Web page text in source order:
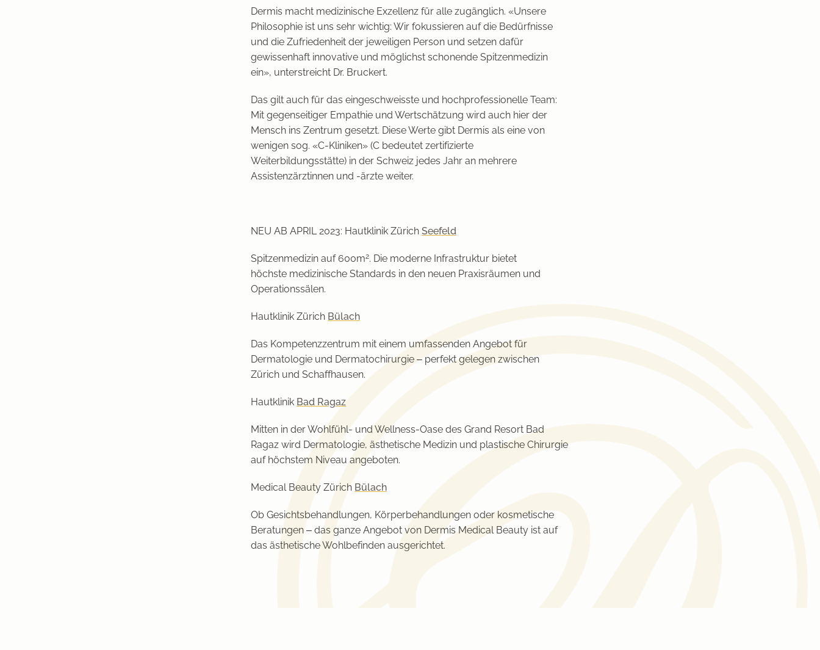
Dermis macht medizinische Exzellenz für alle zugänglich. «Unsere
Philosophie ist uns sehr wichtig: Wir fokussieren auf die Bedürfnisse
und die Zufriedenheit der jeweiligen Person und setzen dafür
gewissenhaft innovative und möglichst schonende Spitzenmedizin
ein», unterstreicht Dr. Bruckert.
Das gilt auch für das eingeschweisste und hochprofessionelle Team:
Mit gegenseitiger Empathie und Wertschätzung wird auch hier der
Mensch ins Zentrum gesetzt. Diese Werte gibt Dermis als eine von
wenigen sog. «C-Kliniken» (C bedeutet zertifizierte
Weiterbildungsstätte) in der Schweiz jedes Jahr an mehrere
Assistenzärztinnen und -ärzte weiter.
NEU AB APRIL 2023: Hautklinik Zürich Seefeld
Spitzenmedizin auf 600m2. Die moderne Infrastruktur bietet
höchste medizinische Standards in den neuen Praxisräumen und
Operationssälen.
Hautklinik Zürich Bülach
Das Kompetenzzentrum mit einem umfassenden Angebot für
Dermatologie und Dermatochirurgie – perfekt gelegen zwischen
Zürich und Schaffhausen.
Hautklinik Bad Ragaz
Mitten in der Wohlfühl- und Wellness-Oase des Grand Resort Bad
Ragaz wird Dermatologie, ästhetische Medizin und plastische Chirurgie
auf höchstem Niveau angeboten.
Medical Beauty Zürich Bülach
Ob Gesichtsbehandlungen, Körperbehandlungen oder kosmetische
Beratungen – das ganze Angebot von Dermis Medical Beauty ist auf
das ästhetische Wohlbefinden ausgerichtet.